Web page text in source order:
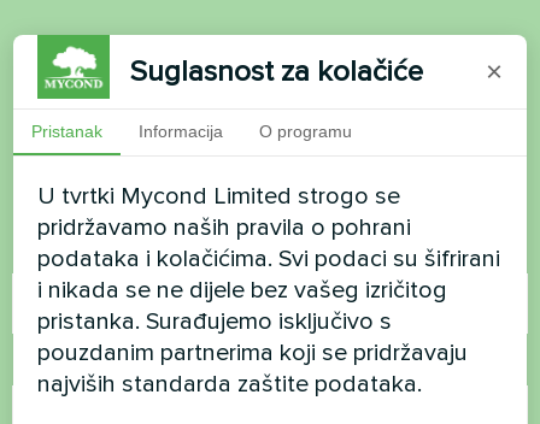
Želite kupiti ili imate
pitanja?
Kontaktirajte nas i mi ćemo vam pomoći
Ime
Broj telefona
Suglasnost za kolačiće ×
Pristanak Informacija O programu
U tvrtki Mycond Limited strogo se
pridržavamo naših pravila o pohrani
podataka i kolačićima. Svi podaci su šifrirani
i nikada se ne dijele bez vašeg izričitog
pristanka. Surađujemo isključivo s
pouzdanim partnerima koji se pridržavaju
najviših standarda zaštite podataka.